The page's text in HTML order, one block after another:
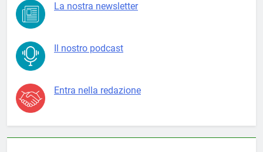
La nostra newsletter
Il nostro podcast
Entra nella redazione